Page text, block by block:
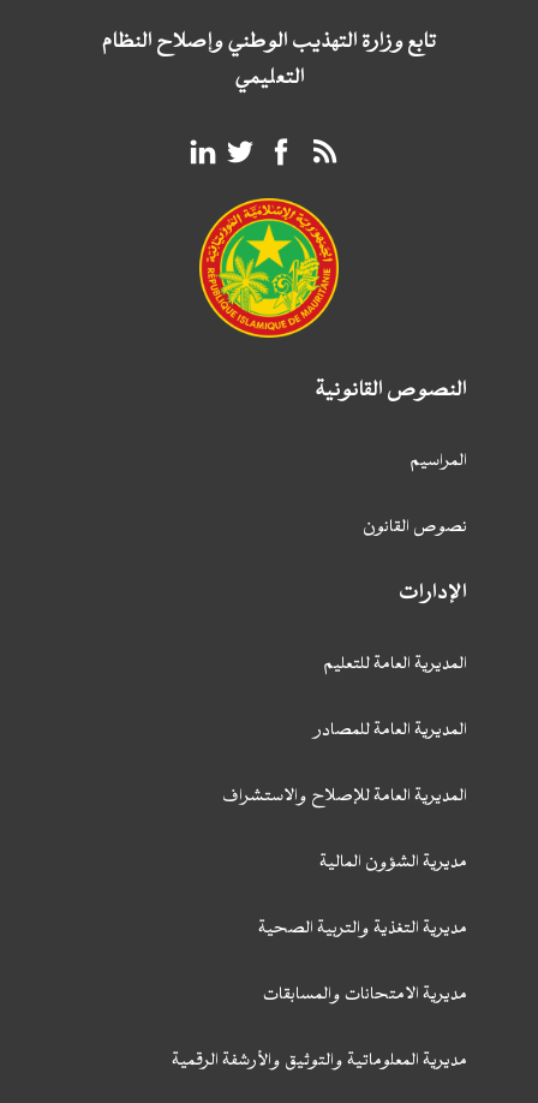
تابع وزارة التهذيب الوطني وإصلاح النظام
التعليمي
النصوص القانونية
المراسيم
نصوص القانون
الإدارات
المديرية العامة للتعليم
المديرية العامة للمصادر
المديرية العامة للإصلاح والاستشراف
مديرية الشؤون المالية
مديرية التغذية والتربية الصحية
مديرية الامتحانات والمسابقات
مديرية المعلوماتية والتوثيق والأرشفة الرقمية